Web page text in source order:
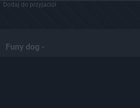
Dodaj do przyjaciół
Funy dog -